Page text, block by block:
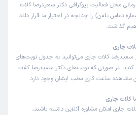
محل فعالیت بیوگرافی دکتر سعیدرضا کلات
تماس تلفن) را چنانچه در اختیار ما قرار داده
گذاشت.
جاری
سعیدرضا کلات جاری می‌توانید به جدول نوبت‌های
در صورتی که نوبت‌های دکتر سعیدرضا کلات
مشاهده ساعت کاری مطب ایشان وجود دارد.
کلات جاری
جاری امکان مشاوره آنلاین داشته باشند،